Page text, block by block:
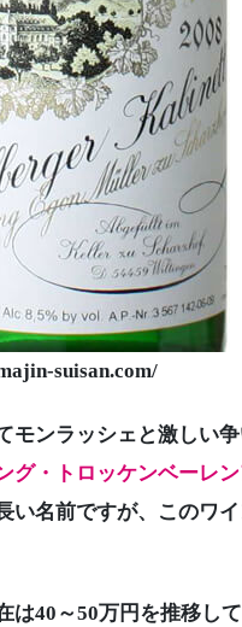
suisan.com/
モンラッシェと激しい
・トロッケンベーレン
い名前ですが、このワ
は40～50万円を推移して